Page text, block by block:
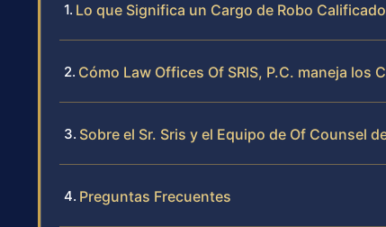
Lo que Significa un Cargo de Robo
Cómo Law Offices Of SRIS, P.C. maneja los
Sobre el Sr. Sris y el Equipo de Of Counsel
Preguntas Frecuentes